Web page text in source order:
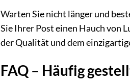
Warten Sie nicht länger und
Sie Ihrer Post einen Hauch von
der Qualität und dem
FAQ – Häufig